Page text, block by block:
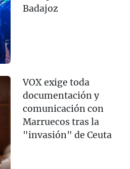
Badajoz
VOX exige toda
documentación y
comunicación con
Marruecos tras la
"invasión" de Ceuta